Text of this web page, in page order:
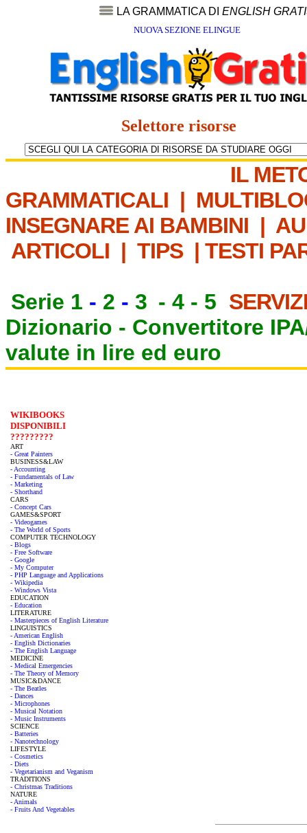
LA GRAMMATICA DI ENGLISH
NUOVA SEZIONE ELINGUE
Selettore risorse
IL
GRAMMATICALI |
INSEGNARE AI BAMBINI |
ARTICOLI | TIPS | TESTI
Serie 1 - 2 - 3 - 4 - 5
Dizionario - Convertitore
valute in lire ed euro
WIKIBOOKS
DISPONIBILI
?????????
ART
- Great Painters
BUSINESS&LAW
- Accounting
- Fundamentals of Law
- Marketing
- Shorthand
CARS
- Concept Cars
GAMES&SPORT
- Videogames
- The World of Sports
COMPUTER TECHNOLOGY
- Blogs
- Free Software
- Google
- My Computer
- PHP Language and Applications
- Wikipedia
- Windows Vista
EDUCATION
- Education
LITERATURE
- Masterpieces of English Literature
LINGUISTICS
- American English
- English Dictionaries
- The English Language
MEDICINE
- Medical Emergencies
- The Theory of Memory
MUSIC&DANCE
- The Beatles
- Dances
- Microphones
- Musical Notation
- Music Instruments
SCIENCE
- Batteries
- Nanotechnology
LIFESTYLE
- Cosmetics
- Diets
- Vegetarianism and Veganism
TRADITIONS
- Christmas Traditions
NATURE
- Animals
- Fruits And Vegetables